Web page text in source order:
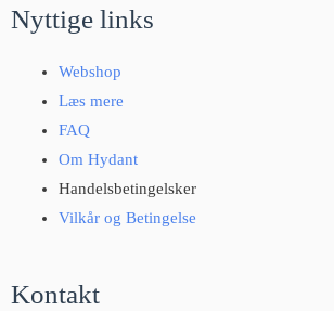
Nyttige links
Webshop
Læs mere
FAQ
Om Hydant
Handelsbetingelsker
Vilkår og Betingelse
Kontakt